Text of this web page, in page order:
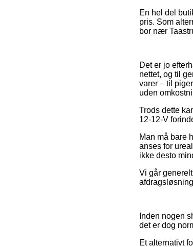
En hel del
pris. Som
bor nær
Det er jo
nettet, og til
varer – til
uden
Trods dette
12-12-V
Man må bare
anses for
ikke desto
Vi går
Inden nogen
det er dog
Et alternativt